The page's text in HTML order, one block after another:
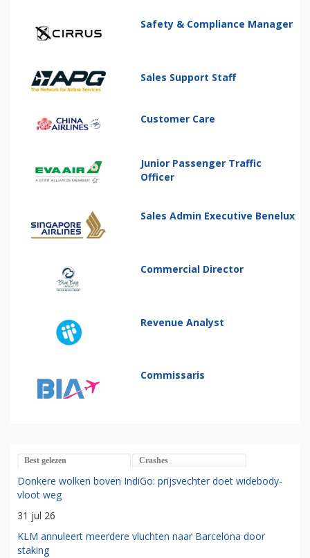
Safety & Compliance Manager
Sales Support Staff
Customer Care
Junior Passenger Traffic
Officer
Sales Admin Executive Benelux
Commercial Director
Revenue Analyst
Commissaris
Best gelezen Crashes
Donkere wolken boven IndiGo: prijsvechter doet widebody-
vloot weg
31 jul 26
KLM annuleert meerdere vluchten naar Barcelona door
staking